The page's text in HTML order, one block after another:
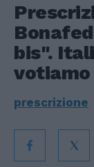
bis".
votiamo
prescrizione